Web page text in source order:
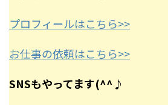
プロフィールはこちら>>
お仕事の依頼はこちら>>
SNSもやってます(^^♪